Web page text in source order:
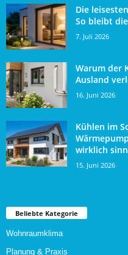
Die
So bleibt
7. Juli 2026
Warum der
Ausland
16. Juni 2026
Kühlen im
wirklich
15. Juni 2026
Beliebte Kategorie
Wohnraumklima
Planung & Praxis